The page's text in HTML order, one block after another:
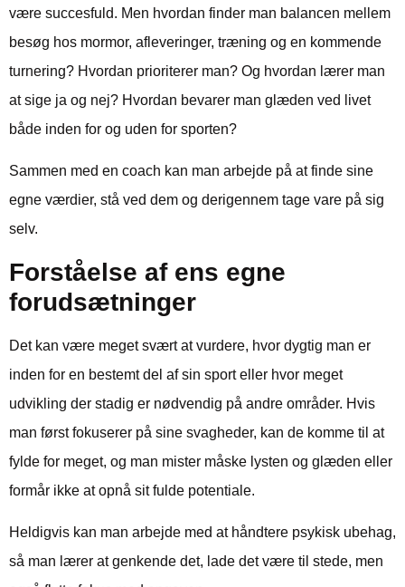
være succesfuld. Men hvordan finder man balancen mellem
besøg hos mormor, afleveringer, træning og en kommende
turnering? Hvordan prioriterer man? Og hvordan lærer man
at sige ja og nej? Hvordan bevarer man glæden ved livet
både inden for og uden for sporten?
Sammen med en coach kan man arbejde på at finde sine
egne værdier, stå ved dem og derigennem tage vare på sig
selv.
Forståelse af ens egne
forudsætninger
Det kan være meget svært at vurdere, hvor dygtig man er
inden for en bestemt del af sin sport eller hvor meget
udvikling der stadig er nødvendig på andre områder. Hvis
man først fokuserer på sine svagheder, kan de komme til at
fylde for meget, og man mister måske lysten og glæden eller
formår ikke at opnå sit fulde potentiale.
Heldigvis kan man arbejde med at håndtere psykisk ubehag,
så man lærer at genkende det, lade det være til stede, men